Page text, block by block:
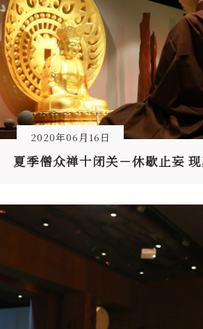
2020年06月16日
夏季僧众禅十闭关－休歇止妄